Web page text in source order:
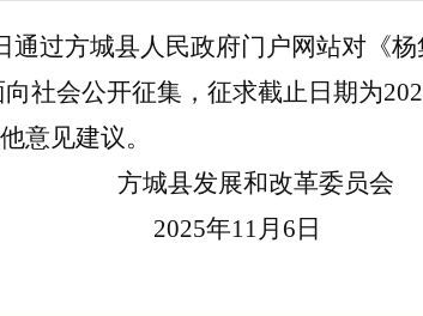
通过方城县人民政府门户网站对《
社会公开征集，征求截止日期为
意见建议。
展和改革委员会
11月6日